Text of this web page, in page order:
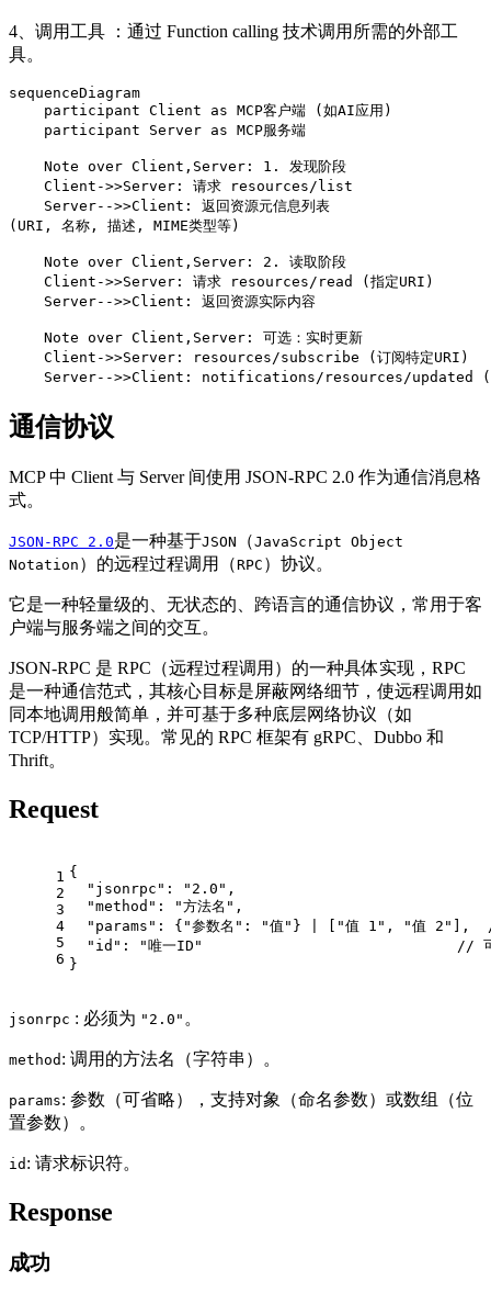
4、调用工具 ：通过 Function calling 技术调用所需的外部工
具。
sequenceDiagram
    participant Client as MCP客户端 (如AI应用)
    participant Server as MCP服务端
    Note over Client,Server: 1. 发现阶段
    Client->>Server: 请求 resources/list
    Server-->>Client: 返回资源元信息列表
(URI, 名称, 描述, MIME类型等)
    Note over Client,Server: 2. 读取阶段
    Client->>Server: 请求 resources/read (指定URI)
    Server-->>Client: 返回资源实际内容
    Note over Client,Server: 可选：实时更新
    Client->>Server: resources/subscribe (订阅特定URI)
Server-->>Client: notifications/resources/updated (
通信协议
MCP 中 Client 与 Server 间使用 JSON-RPC 2.0 作为通信消息格
式。
JSON-RPC 2.0是一种基于JSON （JavaScript Object
Notation ）的远程过程调用（RPC ）协议。
它是一种轻量级的、无状态的、跨语言的通信协议，常用于客
户端与服务端之间的交互。
JSON-RPC 是 RPC（远程过程调用）的一种具体实现，RPC
是一种通信范式，其核心目标是屏蔽网络细节，使远程调用如
同本地调用般简单，并可基于多种底层网络协议（如
TCP/HTTP）实现。常见的 RPC 框架有 gRPC、Dubbo 和
Thrift。
Request
1
2
3
4
5
6
{
  "jsonrpc": "2.0",
  "method": "方法名",
"params": {"参数名": "值"} | ["值 1", "值 2"],
"id": "唯一ID"                             // 可
}
jsonrpc : 必须为 "2.0" 。
method : 调用的方法名（字符串）。
params: 参数（可省略），支持对象（命名参数）或数组（位
置参数）。
id : 请求标识符。
Response
成功